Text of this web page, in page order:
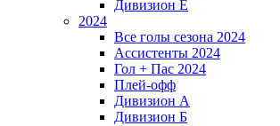
Дивизион Е
2024
Все голы сезона 2024
Ассистенты 2024
Гол + Пас 2024
Плей-офф
Дивизион A
Дивизион Б